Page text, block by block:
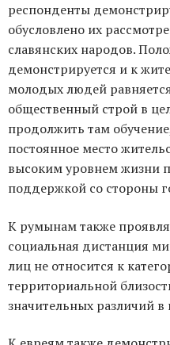
респонденты
обусловлено их
славянских народов.
демонстрируется и к
молодых людей
общественный строй в
продолжить там
постоянное место
высоким уровнем жизни
поддержкой со стороны
К румынам также
социальная дистанция
лиц не относится к
территориальной
значительных различий в